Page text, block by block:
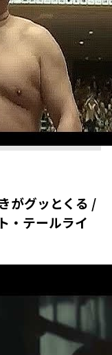
がグッとくる /
・テールライ